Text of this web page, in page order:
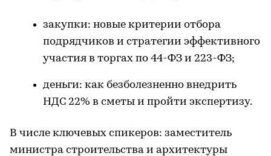
закупки: новые критерии отбора
подрядчиков и стратегии эффективного
участия в торгах по 44-ФЗ и 223-ФЗ;
деньги: как безболезненно внедрить
НДС 22% в сметы и пройти экспертизу.
В числе ключевых спикеров: заместитель
министра строительства и архитектуры